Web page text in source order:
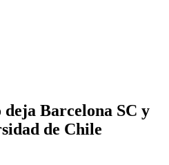
Barcelona SC y
de Chile